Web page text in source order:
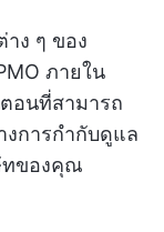
ง ๆ ของ
ภายใน
อนที่สามารถ
งการกำกับดูแล
ทของคุณ